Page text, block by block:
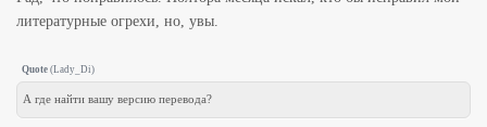
литературные огрехи, но, увы.
Quote (Lady_Di)
А где найти вашу версию перевода?